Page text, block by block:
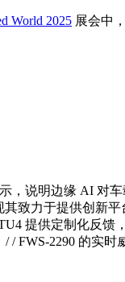
World 2025 展会中
，说明边缘 AI 对
致力于提供创新
提供定制化反馈
FWS-2290 的实时